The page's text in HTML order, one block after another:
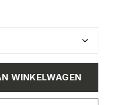
WINKELWAGEN